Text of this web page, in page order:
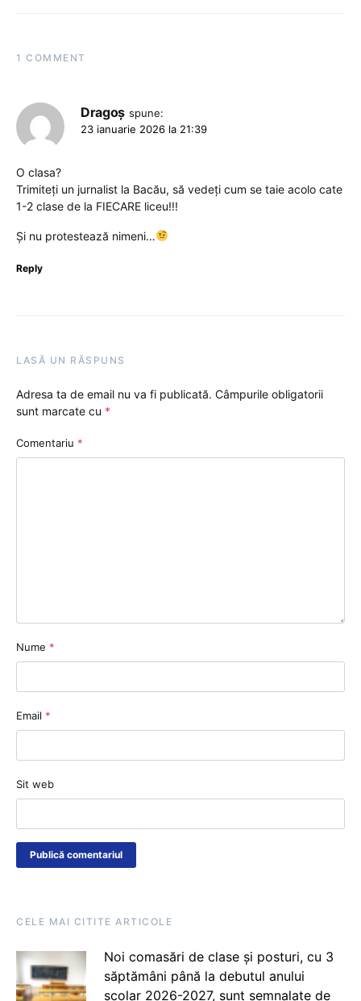
1 COMMENT
Dragoș spune:
23 ianuarie 2026 la 21:39
O clasa?
Trimiteți un jurnalist la Bacău, să vedeți cum se taie acolo cate
1-2 clase de la FIECARE liceu!!!
Și nu protestează nimeni…
Reply
LASĂ UN RĂSPUNS
Adresa ta de email nu va fi publicată. Câmpurile obligatorii
sunt marcate cu *
Comentariu *
Nume *
Email *
Sit web
CELE MAI CITITE ARTICOLE
Noi comasări de clase și posturi, cu 3
săptămâni până la debutul anului
școlar 2026-2027, sunt semnalate de